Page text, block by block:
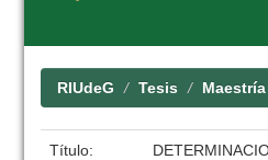
RIUdeG Tesis Maestría
Título: